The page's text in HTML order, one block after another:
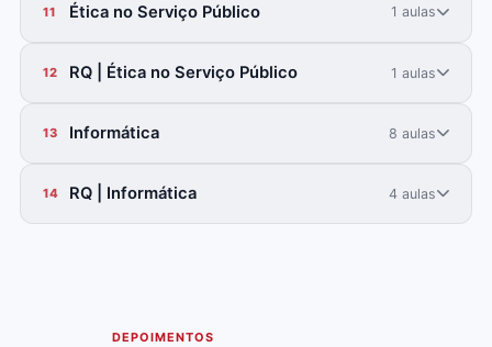
11 Ética no Serviço Público 1 aulas
12 RQ | Ética no Serviço Público 1 aulas
13 Informática 8 aulas
14 RQ | Informática 4 aulas
DEPOIMENTOS